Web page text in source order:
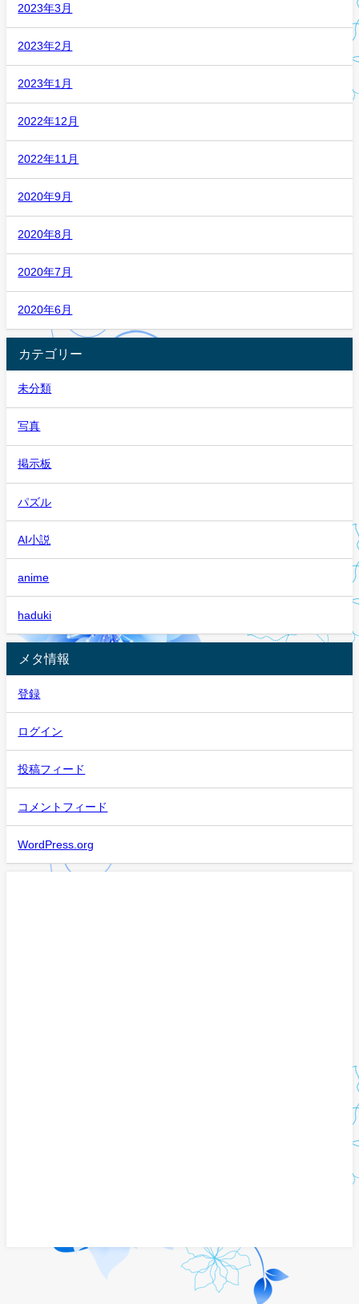
2023年3月
2023年2月
2023年1月
2022年12月
2022年11月
2020年9月
2020年8月
2020年7月
2020年6月
カテゴリー
未分類
写真
掲示板
パズル
AI小説
anime
haduki
メタ情報
登録
ログイン
投稿フィード
コメントフィード
WordPress.org